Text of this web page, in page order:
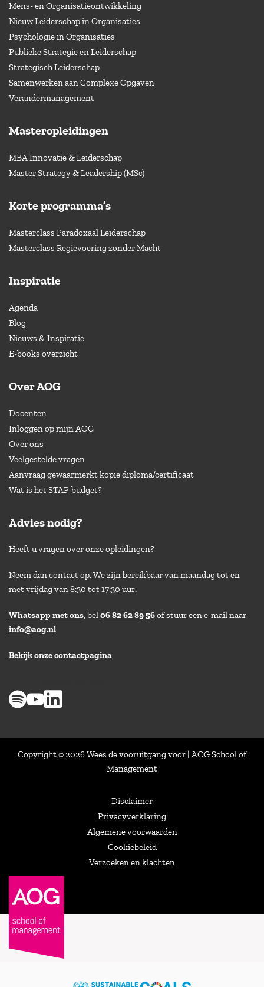
Mens- en Organisatieontwikkeling
Nieuw Leiderschap in Organisaties
Psychologie in Organisaties
Publieke Strategie en Leiderschap
Strategisch Leiderschap
Samenwerken aan Complexe Opgaven
Verandermanagement
Masteropleidingen
MBA Innovatie & Leiderschap
Master Strategy & Leadership (MSc)
Korte programma’s
Masterclass Paradoxaal Leiderschap
Masterclass Regievoering zonder Macht
Inspiratie
Agenda
Blog
Nieuws & Inspiratie
E-books overzicht
Over AOG
Docenten
Inloggen op mijn AOG
Over ons
Veelgestelde vragen
Aanvraag gewaarmerkt kopie diploma/certificaat
Wat is het STAP-budget?
Advies nodig?
Heeft u vragen over onze opleidingen?
Neem dan contact op. We zijn bereikbaar van maandag tot en
met vrijdag van 8:30 tot 17:30 uur.
Whatsapp met ons, bel06 82 62 89 56of stuur een e-mail naar
info@aog.nl
Bekijk onze contactpagina
Copyright © 2026 Wees de vooruitgang voor | AOG School of
Management
Disclaimer
Privacyverklaring
Algemene voorwaarden
Cookiebeleid
Verzoeken en klachten